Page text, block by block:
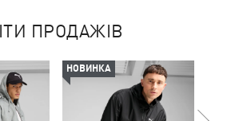
ПРОДАЖІВ
НОВИНКА